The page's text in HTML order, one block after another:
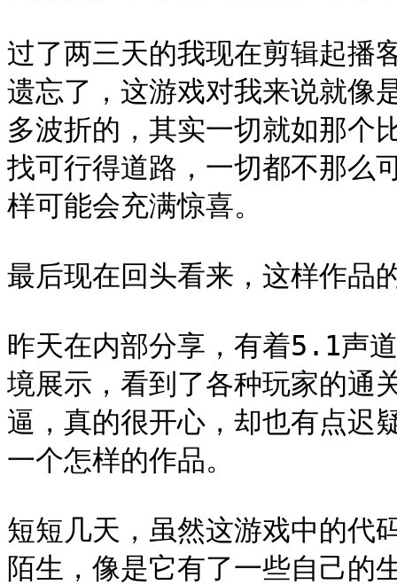
过了两三天的我现在剪辑起播
遗忘了，这游戏对我来说就像
多波折的，其实一切就如那个
找可行得道路，一切都不那么
样可能会充满惊喜。
最后现在回头看来，这样作品
昨天在内部分享，有着5.1声
境展示，看到了各种玩家的通
逼，真的很开心，却也有点迟
一个怎样的作品。
短短几天，虽然这游戏中的代
陌生，像是它有了一些自己的